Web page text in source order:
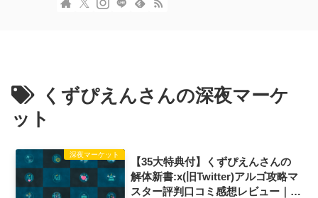
くずぴえんさんの深夜マーケ
ット
深夜マーケット
【35大特典付】くずぴえんさんの
解体新書:x(旧Twitter)アルゴ攻略マ
スター評判口コミ感想レビュー｜深